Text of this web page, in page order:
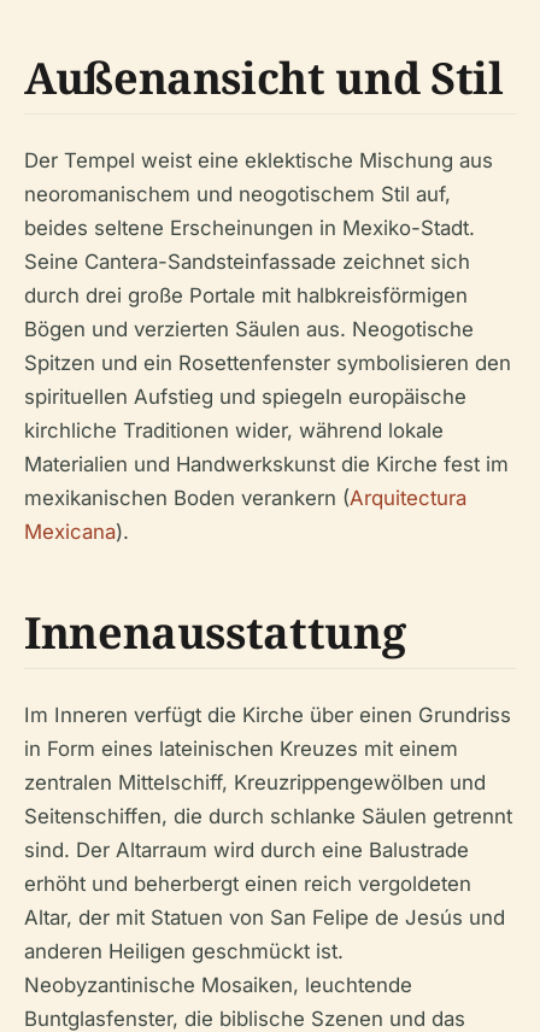
Außenansicht und Stil
Der Tempel weist eine eklektische Mischung aus
neoromanischem und neogotischem Stil auf,
beides seltene Erscheinungen in Mexiko-Stadt.
Seine Cantera-Sandsteinfassade zeichnet sich
durch drei große Portale mit halbkreisförmigen
Bögen und verzierten Säulen aus. Neogotische
Spitzen und ein Rosettenfenster symbolisieren den
spirituellen Aufstieg und spiegeln europäische
kirchliche Traditionen wider, während lokale
Materialien und Handwerkskunst die Kirche fest im
mexikanischen Boden verankern (Arquitectura
Mexicana).
Innenausstattung
Im Inneren verfügt die Kirche über einen Grundriss
in Form eines lateinischen Kreuzes mit einem
zentralen Mittelschiff, Kreuzrippengewölben und
Seitenschiffen, die durch schlanke Säulen getrennt
sind. Der Altarraum wird durch eine Balustrade
erhöht und beherbergt einen reich vergoldeten
Altar, der mit Statuen von San Felipe de Jesús und
anderen Heiligen geschmückt ist.
Neobyzantinische Mosaiken, leuchtende
Buntglasfenster, die biblische Szenen und das